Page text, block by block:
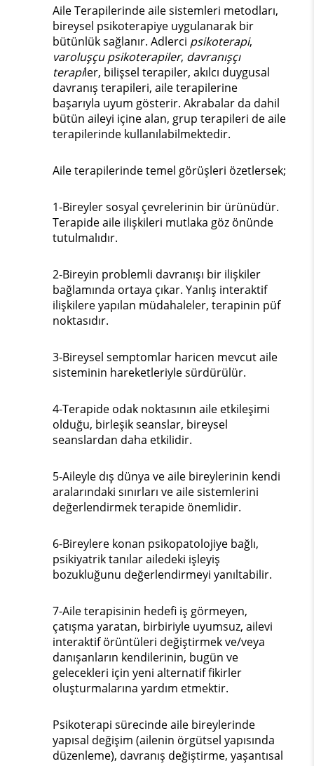
Aile Terapilerinde aile sistemleri metodları,
bireysel psikoterapiye uygulanarak bir
bütünlük sağlanır. Adlerci psikoterapi,
varoluşçu psikoterapiler, davranışçı
terapiler, bilişsel terapiler, akılcı duygusal
davranış terapileri, aile terapilerine
başarıyla uyum gösterir. Akrabalar da dahil
bütün aileyi içine alan, grup terapileri de aile
terapilerinde kullanılabilmektedir.
Aile terapilerinde temel görüşleri özetlersek;
1-Bireyler sosyal çevrelerinin bir ürünüdür.
Terapide aile ilişkileri mutlaka göz önünde
tutulmalıdır.
2-Bireyin problemli davranışı bir ilişkiler
bağlamında ortaya çıkar. Yanlış interaktif
ilişkilere yapılan müdahaleler, terapinin püf
noktasıdır.
3-Bireysel semptomlar haricen mevcut aile
sisteminin hareketleriyle sürdürülür.
4-Terapide odak noktasının aile etkileşimi
olduğu, birleşik seanslar, bireysel
seanslardan daha etkilidir.
5-Aileyle dış dünya ve aile bireylerinin kendi
aralarındaki sınırları ve aile sistemlerini
değerlendirmek terapide önemlidir.
6-Bireylere konan psikopatolojiye bağlı,
psikiyatrik tanılar ailedeki işleyiş
bozukluğunu değerlendirmeyi yanıltabilir.
7-Aile terapisinin hedefi iş görmeyen,
çatışma yaratan, birbiriyle uyumsuz, ailevi
interaktif örüntüleri değiştirmek ve/veya
danışanların kendilerinin, bugün ve
gelecekleri için yeni alternatif fikirler
oluşturmalarına yardım etmektir.
Psikoterapi sürecinde aile bireylerinde
yapısal değişim (ailenin örgütsel yapısında
düzenleme), davranış değiştirme, yaşantısal